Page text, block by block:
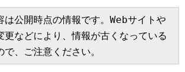
は公開時点の情報です。Webサイトや
更などにより、情報が古くなっている
、ご注意ください。